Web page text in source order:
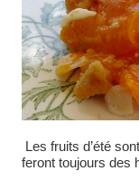
Les fruits d’été
feront toujours des